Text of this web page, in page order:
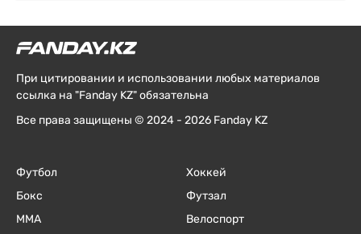
При цитировании и использовании любых материалов
ссылка на "Fanday KZ" обязательна
Все права защищены © 2024 - 2026 Fanday KZ
Футбол
Бокс
ММА
Хоккей
Футзал
Велоспорт